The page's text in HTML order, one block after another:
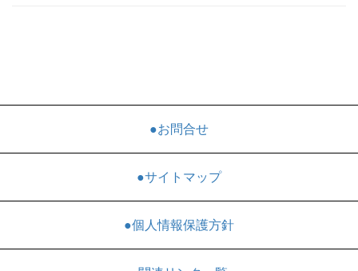
●お問合せ
●サイトマップ
●個人情報保護方針